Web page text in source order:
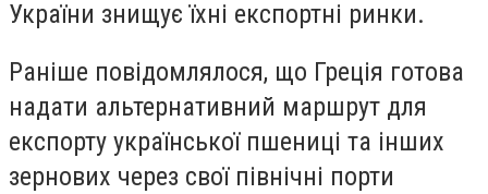
України знищує їхні експортні ринки.
Раніше повідомлялося, що Греція готова
надати альтернативний маршрут для
експорту української пшениці та інших
зернових через свої північні порти